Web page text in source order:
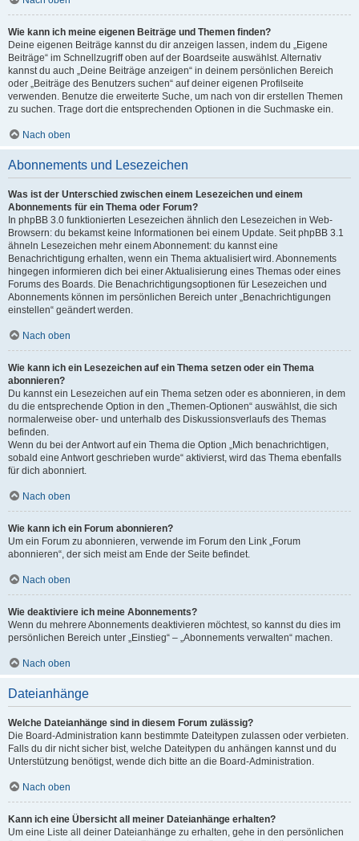
Wie kann ich meine eigenen Beiträge und Themen finden?
Deine eigenen Beiträge kannst du dir anzeigen lassen, indem du „Eigene
Beiträge“ im Schnellzugriff oben auf der Boardseite auswählst. Alternativ
kannst du auch „Deine Beiträge anzeigen“ in deinem persönlichen Bereich
oder „Beiträge des Benutzers suchen“ auf deiner eigenen Profilseite
verwenden. Benutze die erweiterte Suche, um nach von dir erstellen Themen
zu suchen. Trage dort die entsprechenden Optionen in die Suchmaske ein.
Nach oben
Abonnements und Lesezeichen
Was ist der Unterschied zwischen einem Lesezeichen und einem
Abonnements für ein Thema oder Forum?
In phpBB 3.0 funktionierten Lesezeichen ähnlich den Lesezeichen in Web-
Browsern: du bekamst keine Informationen bei einem Update. Seit phpBB 3.1
ähneln Lesezeichen mehr einem Abonnement: du kannst eine
Benachrichtigung erhalten, wenn ein Thema aktualisiert wird. Abonnements
hingegen informieren dich bei einer Aktualisierung eines Themas oder eines
Forums des Boards. Die Benachrichtigungsoptionen für Lesezeichen und
Abonnements können im persönlichen Bereich unter „Benachrichtigungen
einstellen“ geändert werden.
Nach oben
Wie kann ich ein Lesezeichen auf ein Thema setzen oder ein Thema
abonnieren?
Du kannst ein Lesezeichen auf ein Thema setzen oder es abonnieren, in dem
du die entsprechende Option in den „Themen-Optionen“ auswählst, die sich
normalerweise ober- und unterhalb des Diskussionsverlaufs des Themas
befinden.
Wenn du bei der Antwort auf ein Thema die Option „Mich benachrichtigen,
sobald eine Antwort geschrieben wurde“ aktivierst, wird das Thema ebenfalls
für dich abonniert.
Nach oben
Wie kann ich ein Forum abonnieren?
Um ein Forum zu abonnieren, verwende im Forum den Link „Forum
abonnieren“, der sich meist am Ende der Seite befindet.
Nach oben
Wie deaktiviere ich meine Abonnements?
Wenn du mehrere Abonnements deaktivieren möchtest, so kannst du dies im
persönlichen Bereich unter „Einstieg“ – „Abonnements verwalten“ machen.
Nach oben
Dateianhänge
Welche Dateianhänge sind in diesem Forum zulässig?
Die Board-Administration kann bestimmte Dateitypen zulassen oder verbieten.
Falls du dir nicht sicher bist, welche Dateitypen du anhängen kannst und du
Unterstützung benötigst, wende dich bitte an die Board-Administration.
Nach oben
Kann ich eine Übersicht all meiner Dateianhänge erhalten?
Um eine Liste all deiner Dateianhänge zu erhalten, gehe in den persönlichen